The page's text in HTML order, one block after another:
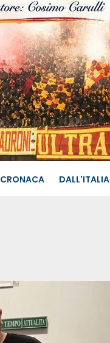
CRONACA DALL'ITALIA